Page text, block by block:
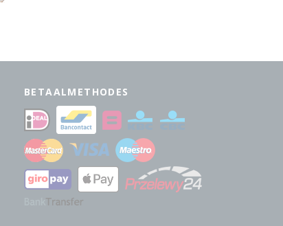
BETAALMETHODES